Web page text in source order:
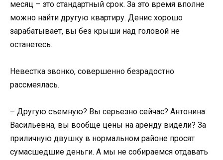
месяц – это стандартный срок. За это время вполне
можно найти другую квартиру. Денис хорошо
зарабатывает, вы без крыши над головой не
останетесь.
Невестка звонко, совершенно безрадостно
рассмеялась.
– Другую съемную? Вы серьезно сейчас? Антонина
Васильевна, вы вообще цены на аренду видели? За
приличную двушку в нормальном районе просят
сумасшедшие деньги. А мы не собираемся отдавать